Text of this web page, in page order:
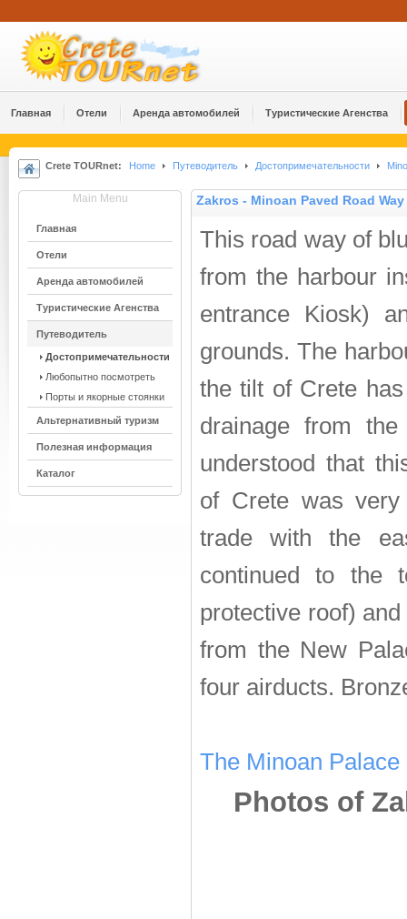
Главная Отели Аренда автомобилей Туристические Агенства
Crete TOURnet: Home Путеводитель Достопримечательности
Main Menu
Главная
Отели
Аренда автомобилей
Туристические Агенства
Путеводитель
Достопримечательности
Любопытно посмотреть
Порты и якорные стоянки
Альтернативный туризм
Полезная информация
Каталог
Zakros - Minoan Paved Road Way
This road way of
from the harbour
entrance Kiosk)
grounds. The
the tilt of Crete
drainage from
understood that
of Crete was
trade with the
continued to the
protective roof)
from the New
four airducts.
The Minoan
Photos of